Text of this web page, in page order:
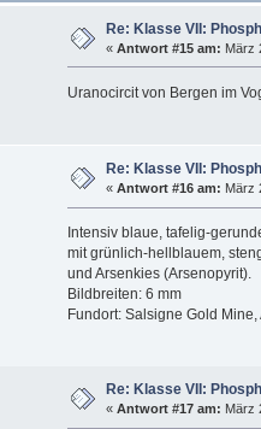
Re: Klasse VII:
« Antwort #15 am: März
Uranocircit von Bergen im
Re: Klasse VII:
« Antwort #16 am: März
Intensiv blaue, tafelig-
mit grünlich-hellblauem,
und Arsenkies (Arsenopyrit).
Bildbreiten: 6 mm
Fundort: Salsigne Gold
Re: Klasse VII:
« Antwort #17 am: März